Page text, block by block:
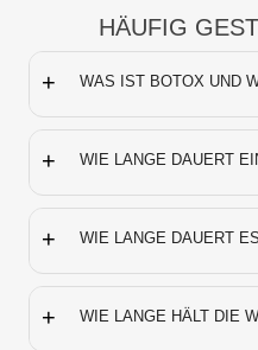
HÄUFIG
+ WAS IST BOTOX UND
+ WIE LANGE DAUERT
+ WIE LANGE DAUERT
+ WIE LANGE HÄLT DIE